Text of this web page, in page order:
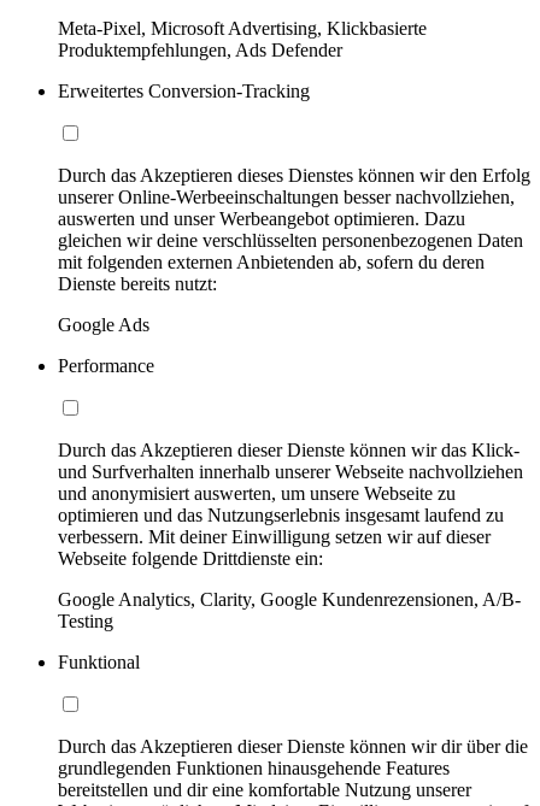
Meta-Pixel, Microsoft Advertising, Klickbasierte
Produktempfehlungen, Ads Defender
Erweitertes Conversion-Tracking
Durch das Akzeptieren dieses Dienstes können wir den Erfolg
unserer Online-Werbeeinschaltungen besser nachvollziehen,
auswerten und unser Werbeangebot optimieren. Dazu
gleichen wir deine verschlüsselten personenbezogenen Daten
mit folgenden externen Anbietenden ab, sofern du deren
Dienste bereits nutzt:
Google Ads
Performance
Durch das Akzeptieren dieser Dienste können wir das Klick-
und Surfverhalten innerhalb unserer Webseite nachvollziehen
und anonymisiert auswerten, um unsere Webseite zu
optimieren und das Nutzungserlebnis insgesamt laufend zu
verbessern. Mit deiner Einwilligung setzen wir auf dieser
Webseite folgende Drittdienste ein:
Google Analytics, Clarity, Google Kundenrezensionen, A/B-
Testing
Funktional
Durch das Akzeptieren dieser Dienste können wir dir über die
grundlegenden Funktionen hinausgehende Features
bereitstellen und dir eine komfortable Nutzung unserer